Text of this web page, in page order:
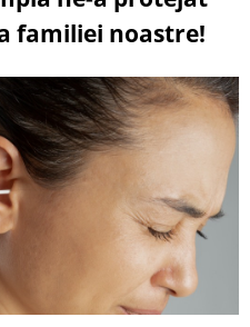
familiei noastre!